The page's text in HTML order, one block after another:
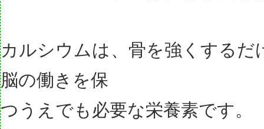
カルシウムは、骨を強くするだ
脳の働きを保
つうえでも必要な栄養素です。